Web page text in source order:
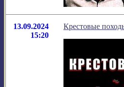
13.09.2024
15:20
Крестовые